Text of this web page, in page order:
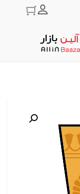
ورود به